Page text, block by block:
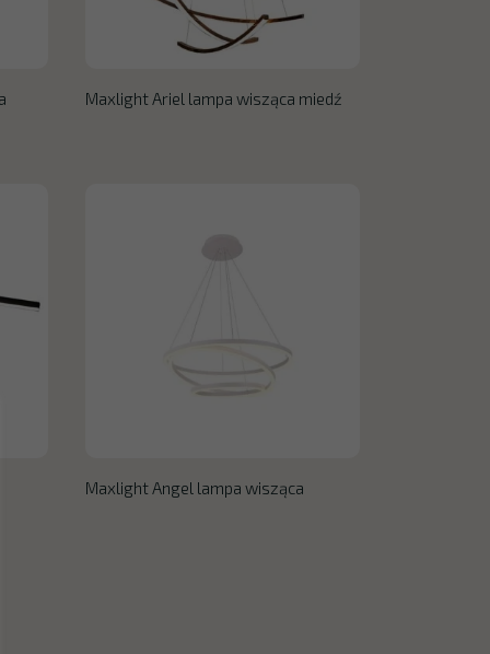
Maxlight Ariel lampa wisząca miedź
Maxlight Angel lampa wisząca